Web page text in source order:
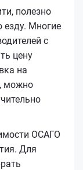
полезно
езду. Многие
с
цену
на
можно
ОСАГО
Для